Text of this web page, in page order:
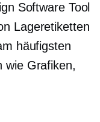
Software Tool
Lageretiketten
häufigsten
wie Grafiken,